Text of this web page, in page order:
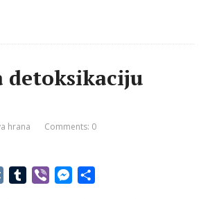
detoksikaciju
hrana Comments: 0
M